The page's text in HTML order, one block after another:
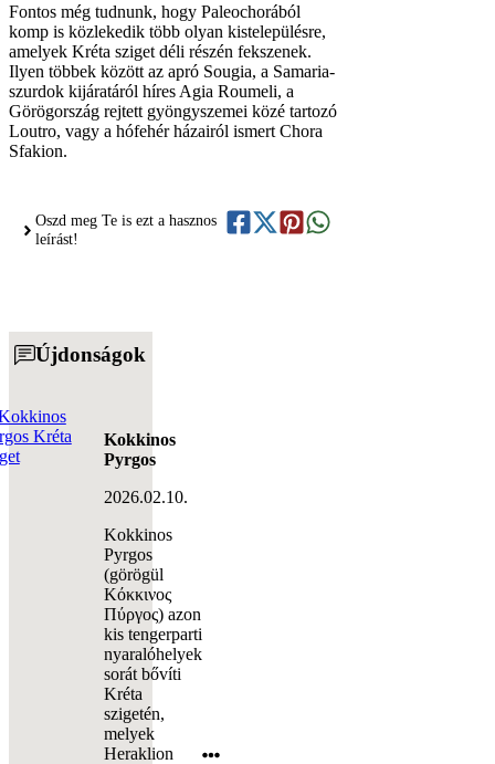
Fontos még tudnunk, hogy Paleochorából
komp is közlekedik több olyan kistelepülésre,
amelyek Kréta sziget déli részén fekszenek.
Ilyen többek között az apró Sougia, a Samaria-
szurdok kijáratáról híres Agia Roumeli, a
Görögország rejtett gyöngyszemei közé tartozó
Loutro, vagy a hófehér házairól ismert Chora
Sfakion.
Oszd meg Te is ezt a hasznos
leírást!
Újdonságok
Kokkinos
Pyrgos
2026.02.10.
Kokkinos
Pyrgos
(görögül
Κόκκινος
Πύργος) azon
kis tengerparti
nyaralóhelyek
sorát bővíti
Kréta
szigetén,
melyek
Heraklion